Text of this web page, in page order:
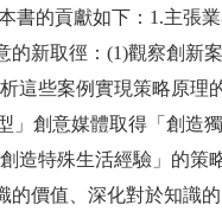
書的貢獻如下：1.主張
新取徑：(1)觀察創新
這些案例實現策略原理
」創意媒體取得「創造
造特殊生活經驗」的策
價值、深化對於知識